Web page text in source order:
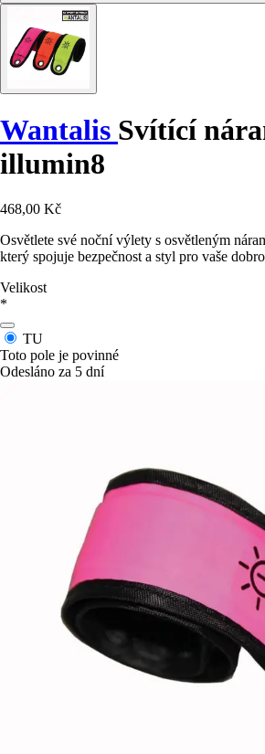
Wantalis Svítící
illumin8
468,00 Kč
Osvětlete své noční výlety s osvětleným
který spojuje bezpečnost a styl pro vaše
Velikost
*
TU
Toto pole je povinné
Odesláno za 5 dní